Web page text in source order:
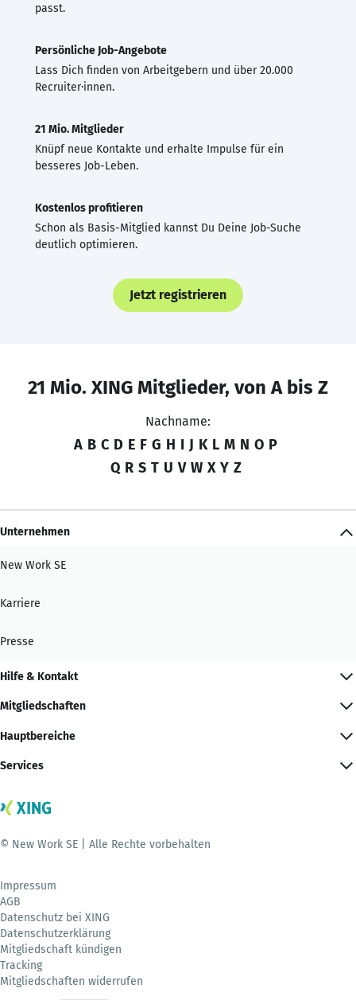
passt.
Persönliche Job-Angebote
Lass Dich finden von Arbeitgebern und über 20.000
Recruiter·innen.
21 Mio. Mitglieder
Knüpf neue Kontakte und erhalte Impulse für ein
besseres Job-Leben.
Kostenlos profitieren
Schon als Basis-Mitglied kannst Du Deine Job-Suche
deutlich optimieren.
Jetzt registrieren
21 Mio. XING Mitglieder, von A bis Z
Nachname:
A B C D E F G H I J K L M N O P
Q R S T U V W X Y Z
Unternehmen
New Work SE
Karriere
Presse
Hilfe & Kontakt
Mitgliedschaften
Hauptbereiche
Services
© New Work SE | Alle Rechte vorbehalten
Impressum
AGB
Datenschutz bei XING
Datenschutzerklärung
Mitgliedschaft kündigen
Tracking
Mitgliedschaften widerrufen